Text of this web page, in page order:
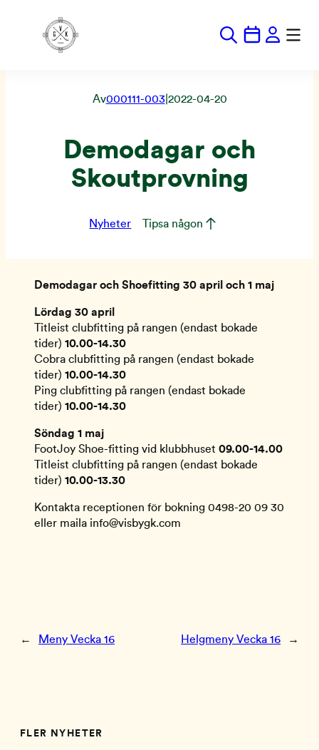
till
Av000111-003| 2022-04-20
Demodagar och
Skoutprovning
Nyheter Tipsa någon
Demodagar och Shoefitting 30 april och 1 maj
Lördag 30 april
Titleist clubfitting på rangen (endast bokade
tider) 10.00-14.30
Cobra clubfitting på rangen (endast bokade
tider) 10.00-14.30
Ping clubfitting på rangen (endast bokade
tider) 10.00-14.30
Söndag 1 maj
FootJoy Shoe-fitting vid klubbhuset 09.00-14.00
Titleist clubfitting på rangen (endast bokade
tider) 10.00-13.30
Kontakta receptionen för bokning 0498-20 09 30
eller maila info@visbygk.com
← Meny Vecka 16 Helgmeny Vecka 16 →
FLER NYHETER